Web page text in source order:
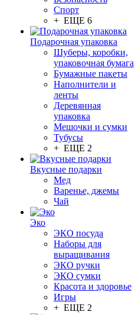
Спорт
+ ЕЩЕ 6
Подарочная упаковка
Шуберы, коробки,
упаковочная бумага
Бумажные пакеты
Наполнители и
ленты
Деревянная
упаковка
Мешочки и сумки
Тубусы
+ ЕЩЕ 2
Вкусные подарки
Мед
Варенье, джемы
Чай
Эко
ЭКО посуда
Наборы для
выращивания
ЭКО ручки
ЭКО сумки
Красота и здоровье
Игры
+ ЕЩЕ 2